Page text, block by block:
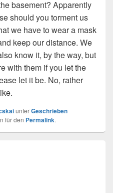
basement? Apparently
should you torment us
we have to wear a mask
keep our distance. We
know it, by the way, but
with them if you let the
let it be. No, rather
unterGeschrieben
für den Permalink.